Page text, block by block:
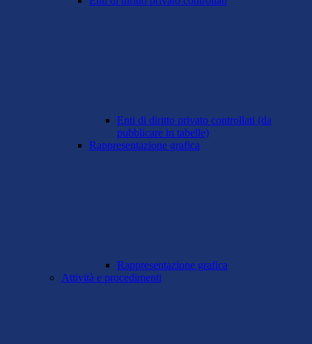
Enti di diritto privato controllati (da
pubblicare in tabelle)
Rappresentazione grafica
Rappresentazione grafica
Attività e procedimenti